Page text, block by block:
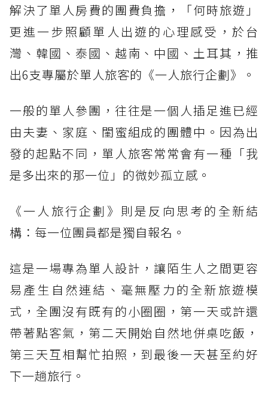
解決了單人房費的團費負擔，「何時旅遊」
更進一步照顧單人出遊的心理感受，於台
灣、韓國、泰國、越南、中國、土耳其，推
出6支專屬於單人旅客的《一人旅行企劃》。
一般的單人參團，往往是一個人插足進已經
由夫妻、家庭、閨蜜組成的團體中。因為出
發的起點不同，單人旅客常常會有一種「我
是多出來的那一位」的微妙孤立感。
《一人旅行企劃》則是反向思考的全新結
構：每一位團員都是獨自報名。
這是一場專為單人設計，讓陌生人之間更容
易產生自然連結、毫無壓力的全新旅遊模
式，全團沒有既有的小圈圈，第一天或許還
帶著點客氣，第二天開始自然地併桌吃飯，
第三天互相幫忙拍照，到最後一天甚至約好
下一趟旅行。